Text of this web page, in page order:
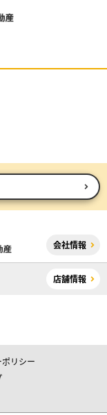
会社情報
店舗情報
リシー